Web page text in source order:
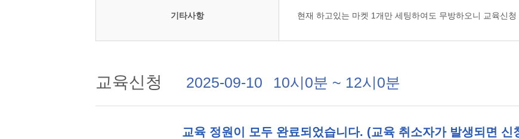
기타사항 현재 하고있는 마켓 1개만 세팅하여도 무방하오니 교육신청
교육신청 2025-09-10 10시0분 ~ 12시0분
교육 정원이 모두 완료되었습니다. (교육 취소자가 발생되면 신